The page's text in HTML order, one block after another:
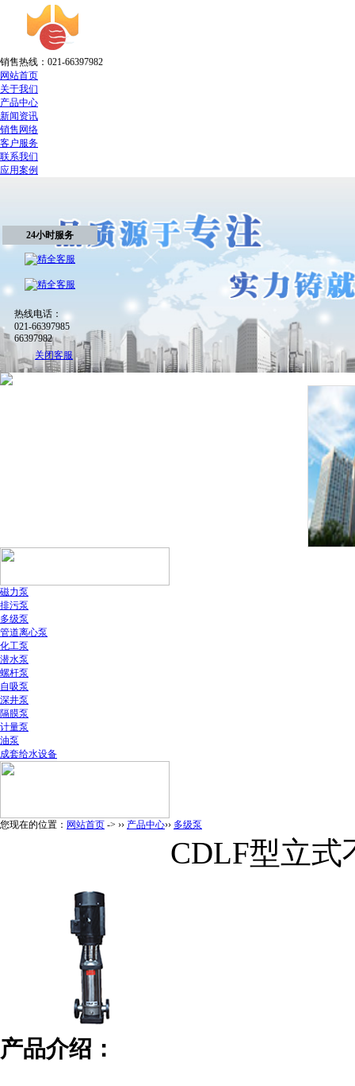
销售热线：021-66397982
网站首页
关于我们
产品中心
新闻资讯
销售网络
客户服务
联系我们
应用案例
磁力泵
排污泵
多级泵
管道离心泵
化工泵
潜水泵
螺杆泵
自吸泵
深井泵
隔膜泵
计量泵
油泵
成套给水设备
您现在的位置： 网站首页 -> ›› 产品中心›› 多级泵
CDLF型立式
产品介绍：
24小时服务
热线电话：
021-66397985
66397982
关闭客服